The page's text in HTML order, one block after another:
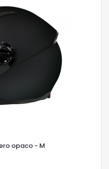
opaco - M